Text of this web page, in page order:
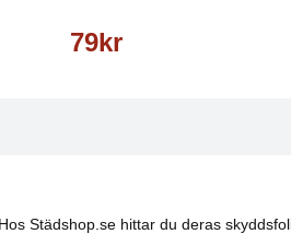
79kr
Städshop.se hittar du deras